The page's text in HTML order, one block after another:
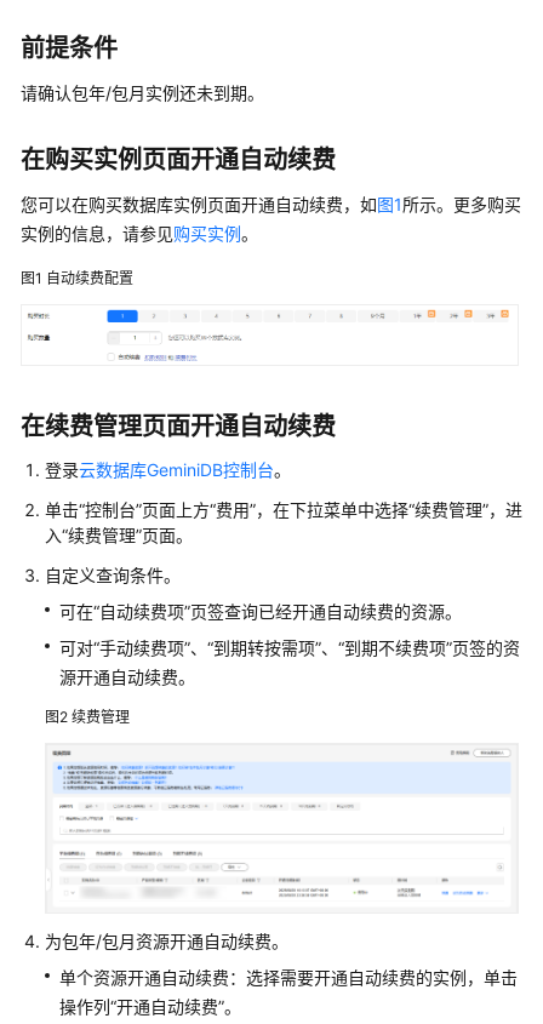
绍
计
说
计
费
述
模
式
计
费
项
计
费
样
更
计
费
模
式
续
费
前提条件
请确认包年/包月实例还未到期。
在购买实例页面开通自动续费
您可以在购买数据库实例页面开通自动续费，如图1所示。更多购买
实例的信息，请参见购买实例。
图1 自动续费配置
在续费管理页面开通自动续费
登录云数据库GeminiDB控制台。
单击“控制台”页面上方“费用”，在下拉菜单中选择“续费管理”，进
入“续费管理”页面。
自定义查询条件。
可在“自动续费项”页签查询已经开通自动续费的资源。
可对“手动续费项”、“到期转按需项”、“到期不续费项”页签的资
源开通自动续费。
图2 续费管理
为包年/包月资源开通自动续费。
单个资源开通自动续费：选择需要开通自动续费的实例，单击
操作列“开通自动续费”。